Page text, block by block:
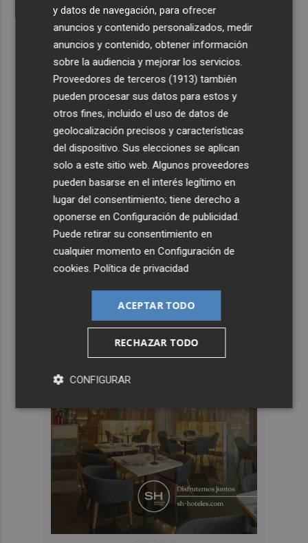
y datos de navegación, para ofrecer
anuncios y contenido personalizados, medir
anuncios y contenido, obtener información
sobre la audiencia y mejorar los servicios.
Proveedores de terceros (1913) también
pueden procesar sus datos para estos y
otros fines, incluido el uso de datos de
geolocalización precisos y características
del dispositivo. Sus elecciones se aplican
solo a este sitio web. Algunos proveedores
pueden basarse en el interés legítimo en
lugar del consentimiento; tiene derecho a
oponerse enConfiguración de publicidad.
Puede retirar su consentimiento en
cualquier momento enConfiguración de
cookies.Política de privacidad
ACEPTAR TODO
RECHAZAR TODO
CONFIGURAR